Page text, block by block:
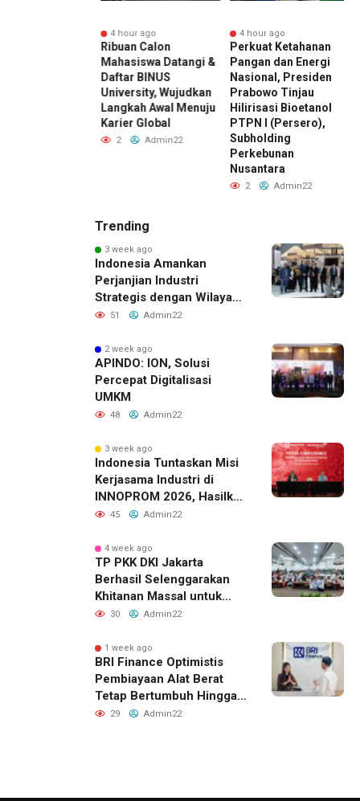
4 hour ago
Ribuan Calon
Mahasiswa Datangi &
Daftar BINUS
University, Wujudkan
Langkah Awal Menuju
Karier Global
2 Admin22
4 hour ago
Perkuat Ketahanan
Pangan dan Energi
Nasional, Presiden
Prabowo Tinjau
Hilirisasi Bioetanol
PTPN I (Persero),
Subholding
Perkebunan
Nusantara
2 Admin22
Trending
3 week ago
Indonesia Amankan
Perjanjian Industri
Strategis dengan Wilayah
Sverdlovsk, Rusia untuk
51 Admin22
2 week ago
APINDO: ION, Solusi
Percepat Digitalisasi
UMKM
48 Admin22
3 week ago
Indonesia Tuntaskan Misi
Kerjasama Industri di
INNOPROM 2026, Hasilkan
Belasan Kerja Sama
45 Admin22
4 week ago
TP PKK DKI Jakarta
Berhasil Selenggarakan
Khitanan Massal untuk
Lebih dari 2.000 Anak:
Raih Penghargaan MURI
30 Admin22
1 week ago
BRI Finance Optimistis
Pembiayaan Alat Berat
Tetap Bertumbuh Hingga
Akhir 2026
29 Admin22